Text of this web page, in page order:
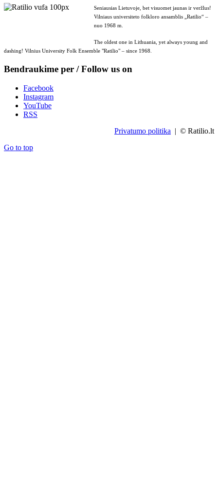
Seniausias Lietuvoje, bet visuomet jaunas ir veržlus!
Vilniaus universiteto folkloro ansamblis „Ratilio“ –
nuo 1968 m.
The oldest one in Lithuania, yet always young and
dashing! Vilnius University Folk Ensemble "Ratilio" – since 1968.
Bendraukime per / Follow us on
Facebook
Instagram
YouTube
RSS
Privatumo politika | © Ratilio.lt
Go to top